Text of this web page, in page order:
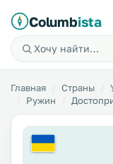
Columbista
Главная Страны
Ружин